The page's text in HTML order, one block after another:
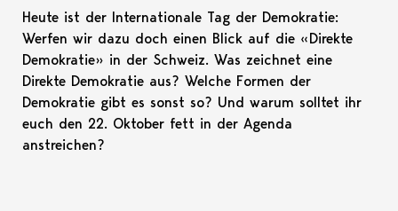
Heute ist der Internationale Tag der Demokratie:
Werfen wir dazu doch einen Blick auf die «Direkte
Demokratie» in der Schweiz. Was zeichnet eine
Direkte Demokratie aus? Welche Formen der
Demokratie gibt es sonst so? Und warum solltet ihr
euch den 22. Oktober fett in der Agenda
anstreichen?